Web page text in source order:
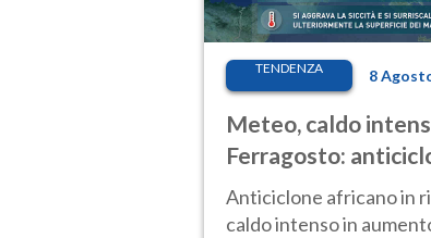
TENDENZA 8
Meteo, caldo
Ferragosto:
africano ancora
protagonista
Anticiclone africano in
caldo intenso in